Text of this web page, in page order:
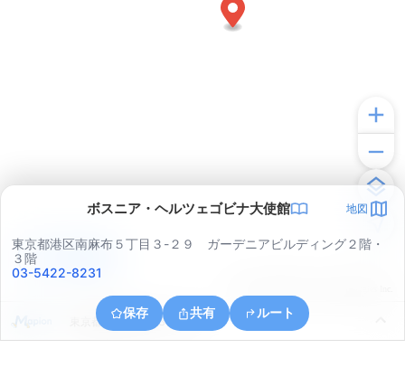
ボスニア・ヘルツェゴビナ大使館 地図
東京都港区南麻布５丁目３-２９ ガーデニアビルディング２階・
３階
03-5422-8231
保存 共有 ルート
東京都港区北青山３丁目４
アプリで見る